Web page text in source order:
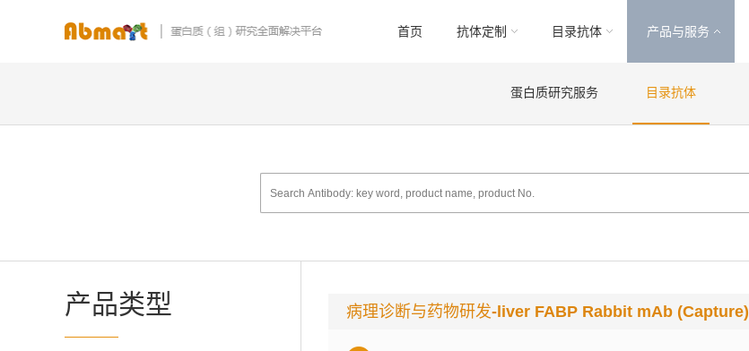
首页 抗体定制 目录抗体 产品与服务
蛋白质研究服务 目录抗体
产品类型 病理诊断与药物研发-liver FABP Rabbit mAb (Capture)